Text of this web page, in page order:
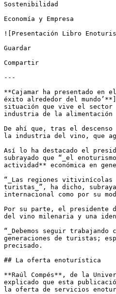
Sostenibilidad
Economía y Empresa
![Presentación Libro
Guardar
Compartir
---
**Cajamar ha presentado en
éxito alrededor del
situación que vive el sector
industria de la
De ahí que, tras el
la industria del vino, que
Así lo ha destacado el
subrayado que “_el
actividad** económica en
“_Las regiones vitivinícolas
turistas_”, ha dicho,
internacional como por su
Por su parte, el presidente
del vino milenaria y una
“_Debemos seguir
generaciones de turistas;
precisado.
## La oferta enoturística
**Raúl Compés**, de la
explicado que esta
la oferta de servicios